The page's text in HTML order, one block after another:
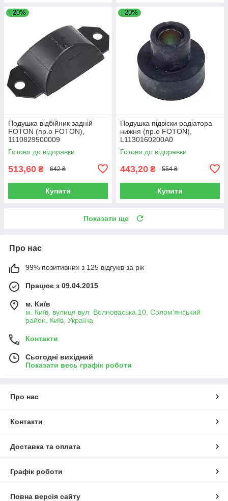
–20%
Подушка відбійник задній
FOTON (пр.о FOTON),
1110829500009
Готово до відправки
513,60 ₴ 642 ₴
Купити
–20%
Подушка підвіски радіатора
нижня (пр.о FOTON),
L1130160200A0
Готово до відправки
443,20 ₴ 554 ₴
Купити
Показати ще
Про нас
99% позитивних з 125 відгуків за рік
Працює з 09.04.2015
м. Київ
м. Київ, вулиця вул. Волноваська,10, Солом'янський
район, Київ, Україна
Контакти
Сьогодні вихідний
Показати весь графік роботи
Про нас
Контакти
Доставка та оплата
Графік роботи
Повна версія сайту